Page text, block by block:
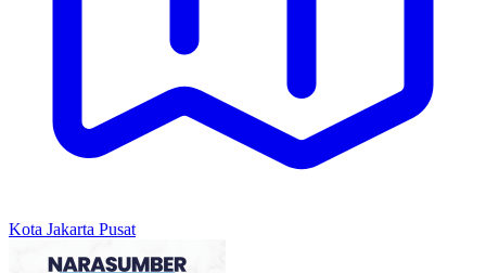
Kota Jakarta Pusat